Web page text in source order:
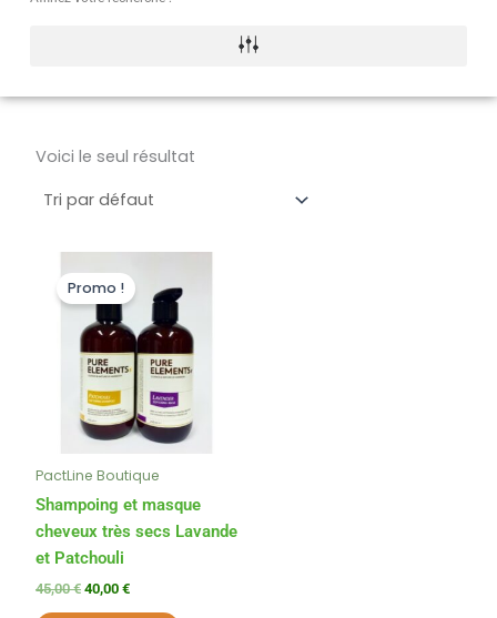
Voici le seul résultat
Promo !
PactLine Boutique
Shampoing et masque
cheveux très secs Lavande
et Patchouli
45,00€
initial
était :
45,00 €.
40,00 €
prix
actuel
est :
40,00 €.